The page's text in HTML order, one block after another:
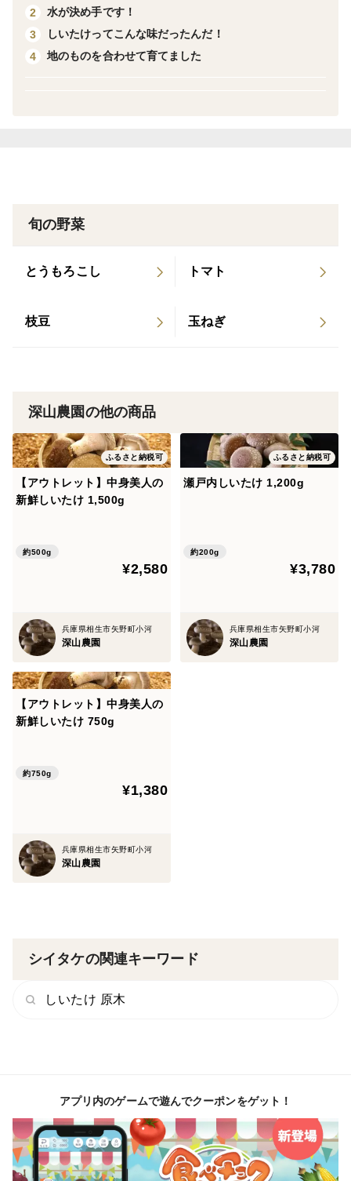
2
水が決め手です！
3
しいたけってこんな味だったんだ！
4
地のものを合わせて育てました
旬の野菜
とうもろこし トマト
枝豆 玉ねぎ
深山農園の他の商品
ふるさと納税可
【アウトレット】中身美人の
新鮮しいたけ 1,500g
約500g
¥2,580
兵庫県相生市矢野町小河
深山農園
ふるさと納税可
瀬戸内しいたけ 1,200g
約200g
¥3,780
兵庫県相生市矢野町小河
深山農園
【アウトレット】中身美人の
新鮮しいたけ 750g
約750g
¥1,380
兵庫県相生市矢野町小河
深山農園
シイタケの関連キーワード
しいたけ 原木
アプリ内のゲームで遊んでクーポンをゲット！